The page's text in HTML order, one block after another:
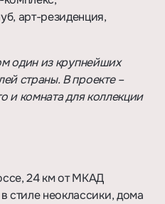
арт-резиденция,
один из крупнейших
страны. В проекте –
и комната для коллекции
24 км от МКАД
стиле неоклассики, дома